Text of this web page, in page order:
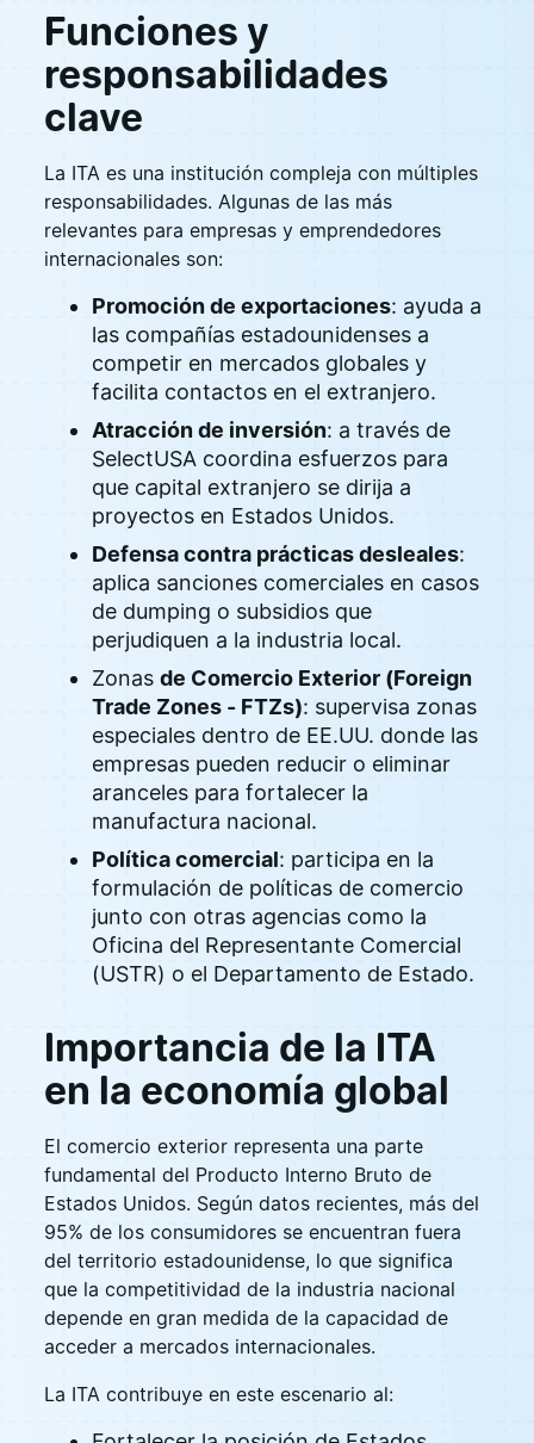
Funciones y
responsabilidades
clave
La ITA es una institución compleja con múltiples
responsabilidades. Algunas de las más
relevantes para empresas y emprendedores
internacionales son:
Promoción de exportaciones: ayuda a
las compañías estadounidenses a
competir en mercados globales y
facilita contactos en el extranjero.
Atracción de inversión: a través de
SelectUSA coordina esfuerzos para
que capital extranjero se dirija a
proyectos en Estados Unidos.
Defensa contra prácticas desleales:
aplica sanciones comerciales en casos
de dumping o subsidios que
perjudiquen a la industria local.
Zonas de Comercio Exterior (Foreign
Trade Zones - FTZs): supervisa zonas
especiales dentro de EE.UU. donde las
empresas pueden reducir o eliminar
aranceles para fortalecer la
manufactura nacional.
Política comercial: participa en la
formulación de políticas de comercio
junto con otras agencias como la
Oficina del Representante Comercial
(USTR) o el Departamento de Estado.
Importancia de la ITA
en la economía global
El comercio exterior representa una parte
fundamental del Producto Interno Bruto de
Estados Unidos. Según datos recientes, más del
95% de los consumidores se encuentran fuera
del territorio estadounidense, lo que significa
que la competitividad de la industria nacional
depende en gran medida de la capacidad de
acceder a mercados internacionales.
La ITA contribuye en este escenario al: